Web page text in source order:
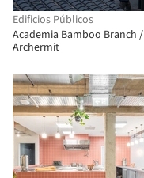
Edificios Públicos
Academia Bamboo Branch /
Archermit